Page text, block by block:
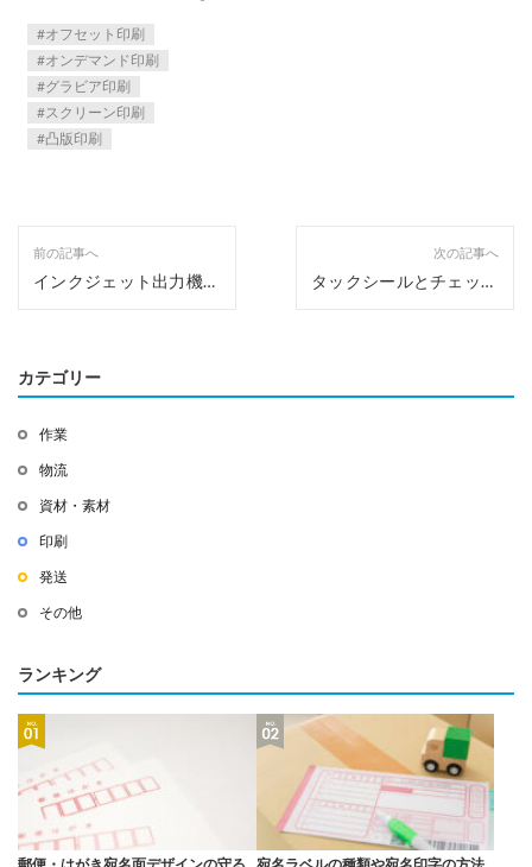
オフセット印刷
オンデマンド印刷
グラビア印刷
スクリーン印刷
凸版印刷
前の記事へ
インクジェット出力機で
次の記事へ
タックシールとチェッシ
カテゴリー
作業
物流
資材・素材
印刷
発送
その他
ランキング